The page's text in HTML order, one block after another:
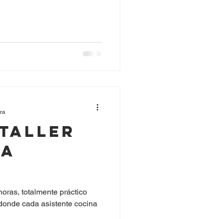
totalmente práctico
cada asistente cocina